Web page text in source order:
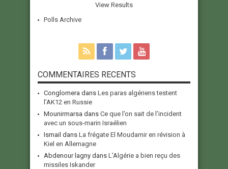
View Results
Polls Archive
COMMENTAIRES RECENTS
Conglomera dans Les paras algériens testent
l’AK12 en Russie
Mounirmarsa dans Ce que l’on sait de l’incident
avec un sous-marin Israélien
Ismail dans La frégate El Moudamir en révision à
Kiel en Allemagne
Abdenour lagny dans L’Algérie a bien reçu des
missiles Iskander